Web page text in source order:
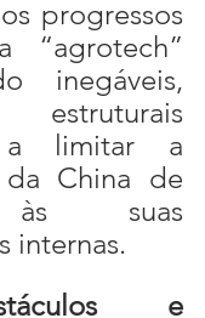
“agrotech”
inegáveis,
a limitar a
da China de
às suas
internas.